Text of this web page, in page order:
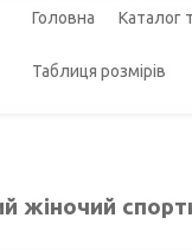
Головна Каталог
Таблиця розмірів
жіночий